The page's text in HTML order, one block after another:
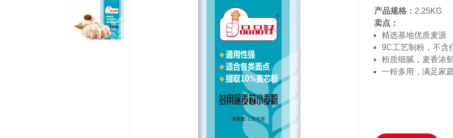
产品规格：
卖点：
精选基地优质麦源
9C工艺制粉，不含
粉质细腻，麦香浓
一粉多用，满足